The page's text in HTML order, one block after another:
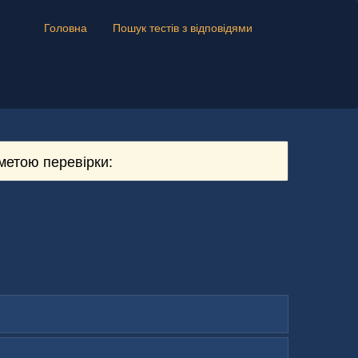
Головна Пошук тестів з відповідями
перевірки: